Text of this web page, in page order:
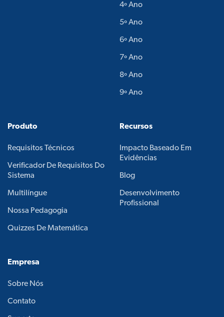
4º Ano
5º Ano
6º Ano
7º Ano
8º Ano
9º Ano
Produto
Requisitos Técnicos
Verificador De Requisitos Do
Sistema
Multilíngue
Nossa Pedagogia
Quizzes De Matemática
Recursos
Impacto Baseado Em
Evidências
Blog
Desenvolvimento
Profissional
Empresa
Sobre Nós
Contato